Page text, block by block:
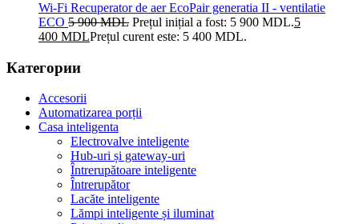
Wi-Fi Recuperator de aer EcoPair generatia II - ventilatie
ECO 5 900MDL Prețul inițial a fost: 5 900 MDL.5
400 MDLPrețul curent este: 5 400 MDL.
Категории
Accesorii
Automatizarea porții
Casa inteligenta
Electrovalve inteligente
Hub-uri și gateway-uri
Întrerupătoare inteligente
Întrerupător
Lacăte inteligente
Lămpi inteligente și iluminat